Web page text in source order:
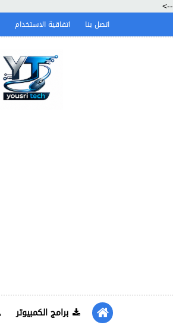
-->
اتصل بنا اتفاقية الاستخدام
برامج الكمبيوتر